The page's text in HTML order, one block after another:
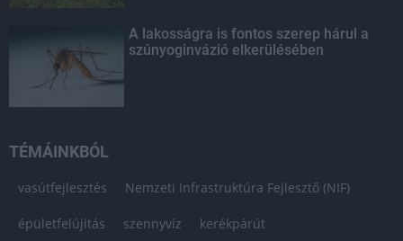
A lakosságra is fontos szerep hárul a
szúnyoginvázió elkerülésében
TÉMÁINKBÓL
vasútfejlesztés Nemzeti Infrastruktúra Fejlesztő (NIF)
épületfelújítás szennyvíz kerékpárút